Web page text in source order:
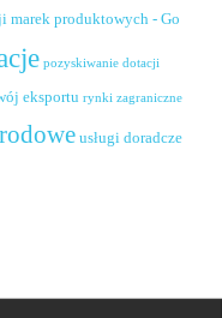
marek produktowych - Go
pozyskiwanie dotacji
eksportu rynki zagraniczne
usługi doradcze